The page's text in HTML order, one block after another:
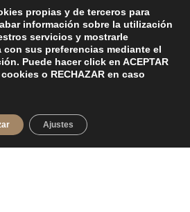
a familias que
estás tú ahora: con
con la sensación de que su
Limón
y la lógica de la naturaleza.
primer gesto de claridad que lo
propias y de terceros para
información sobre la utilización
servicios y mostrarle
sus preferencias mediante el
Puede hacer click en ACEPTAR
o RECHAZAR en caso
Ajustes